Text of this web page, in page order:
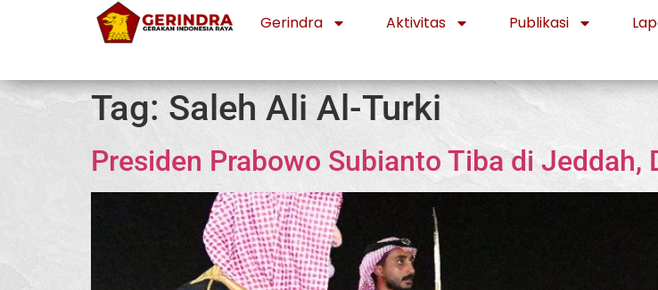
Gerindra Aktivitas Publikasi
Tag: Saleh Ali Al-Turki
Presiden Prabowo Subianto Tiba di Jeddah,